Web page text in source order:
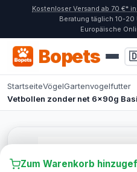
Kostenloser Versand ab 70 €*
Beratung täglich 10-20
Europäische
Bopets
StartseiteVögelGartenvogelfutter
Vetbollen zonder net 6x90g
Zum Warenkorb